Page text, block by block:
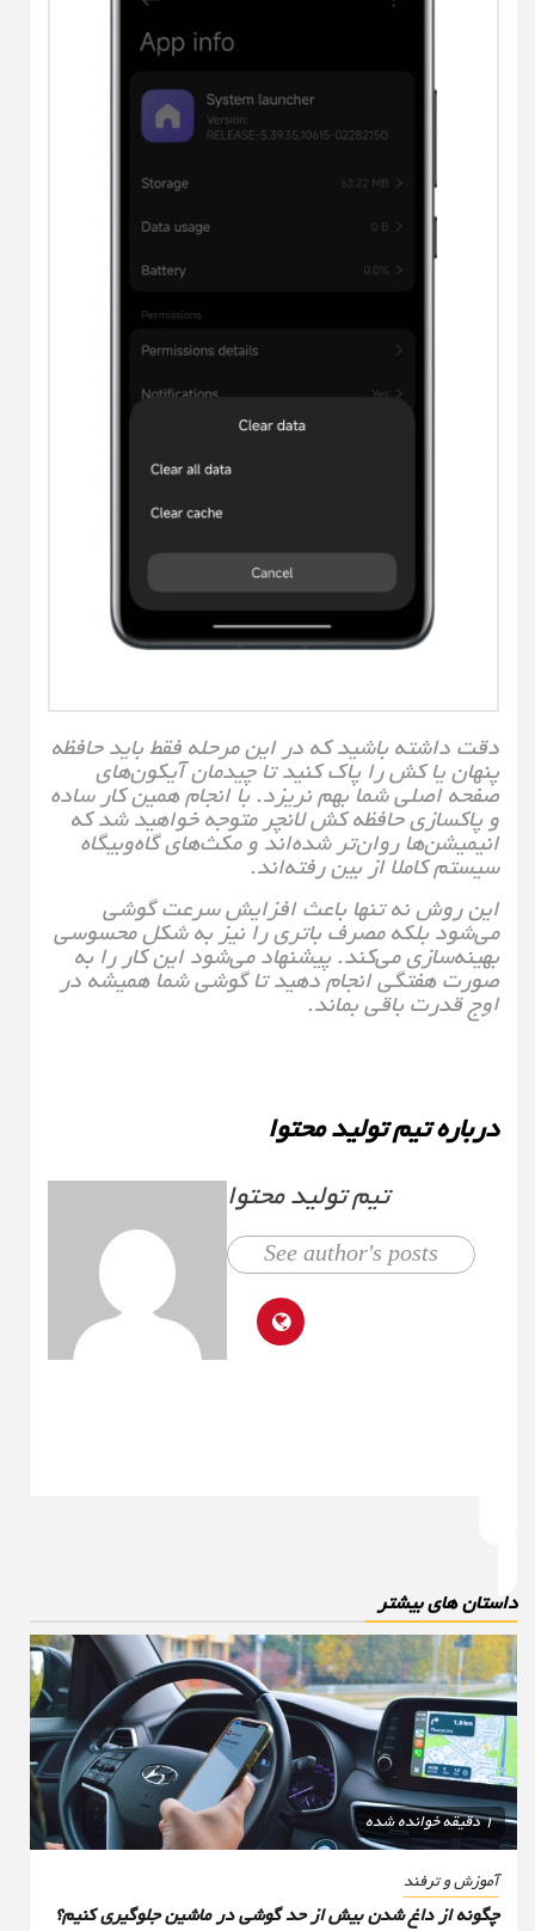
دقت داشته باشید که در این مرحله فقط باید حافظه
پنهان یا کش را پاک کنید تا چیدمان آیکون‌های
صفحه اصلی شما بهم نریزد. با انجام همین کار ساده
و پاکسازی حافظه کش لانچر متوجه خواهید شد که
انیمیشن‌ها روان‌تر شده‌اند و مکث‌های گاه‌وبیگاه
سیستم کاملا از بین رفته‌اند.
این روش نه تنها باعث افزایش سرعت گوشی
می‌شود بلکه مصرف باتری را نیز به شکل محسوسی
بهینه‌سازی می‌کند. پیشنهاد می‌شود این کار را به
صورت هفتگی انجام دهید تا گوشی شما همیشه در
اوج قدرت باقی بماند.
درباره تیم تولید محتوا
تیم تولید محتوا
See author's posts
های بیشتر
1 دقیقه خوانده شده
آموزش و ترفند
چگونه از داغ شدن بیش از حد گوشی در ماشین جلوگیری کنیم؟